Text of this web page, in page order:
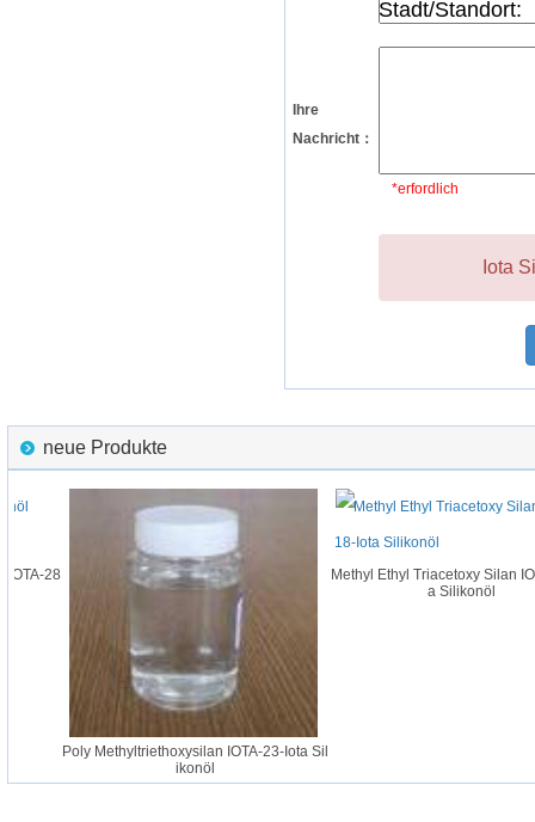
Ihre
Nachricht：
*erfordlich
Iota
neue Produkte
28
Poly Methyltriethoxysilan IOTA-23-Iota Sil
ikonöl
Methyl Ethyl Triacetoxy Silan
a Silikonöl